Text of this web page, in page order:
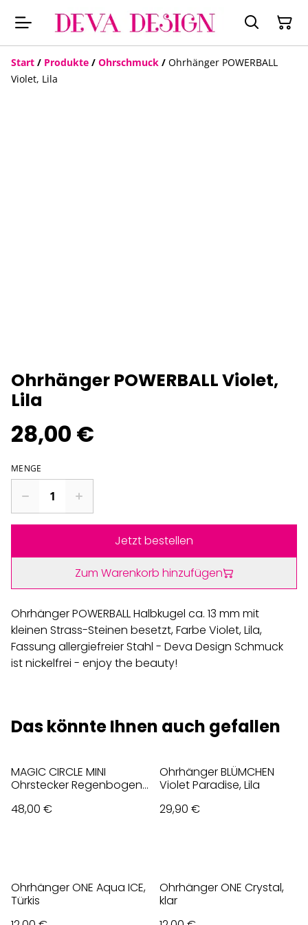
Start / Produkte / Ohrschmuck / Ohrhänger POWERBALL
Violet, Lila
Ohrhänger POWERBALL Violet,
Lila
28,00 €
MENGE
Jetzt bestellen
Zum Warenkorb hinzufügen
Ohrhänger POWERBALL Halbkugel ca. 13 mm mit
kleinen Strass-Steinen besetzt, Farbe Violet, Lila,
Fassung allergiefreier Stahl - Deva Design Schmuck
ist nickelfrei - enjoy the beauty!
Das könnte Ihnen auch gefallen
MAGIC CIRCLE MINI
Ohrstecker Regenbogen,
48,00 €
Ohrhänger BLÜMCHEN
Violet Paradise, Lila
29,90 €
Ohrhänger ONE Aqua ICE,
Türkis
Ohrhänger ONE Crystal,
klar